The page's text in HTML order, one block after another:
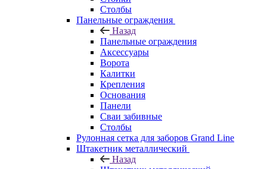
Столбы
Панельные ограждения
Назад
Панельные ограждения
Аксессуары
Ворота
Калитки
Крепления
Основания
Панели
Сваи забивные
Столбы
Рулонная сетка для заборов Grand Line
Штакетник металлический
Назад